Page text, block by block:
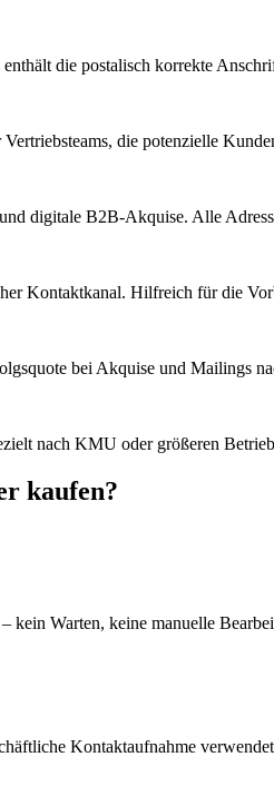
die postalisch korrekte
die potenzielle
digitale B2B-Akquise. Alle
Kontaktkanal. Hilfreich für die
bei Akquise und Mailings
nach KMU oder größeren
kaufen?
kein Warten, keine manuelle
Kontaktaufnahme